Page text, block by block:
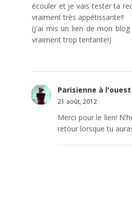
écouler et je vais tester ta
vraiment très appétissante!!
(j'ai mis un lien de mon
vraiment trop tentante!)
Parisienne à l'ouest
21 août, 2012
Merci pour le lien!
retour lorsque tu